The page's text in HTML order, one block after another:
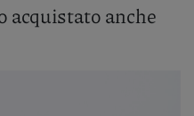
acquistato anche